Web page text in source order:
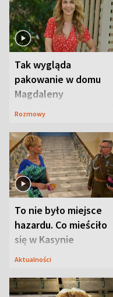
Tak wygląda
pakowanie w domu
Magdaleny
Waligórskiej-Lisieckiej.
Rozmowy
To nie było miejsce
hazardu. Co mieściło
się w Kasynie
Oficerskim?
Aktualności